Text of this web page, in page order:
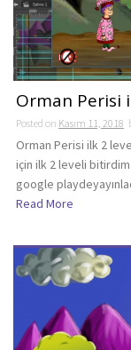
Orman Perisi
Posted on Kasım 11, 2018
Orman Perisi ilk 2
için ilk 2 leveli
google
Read More